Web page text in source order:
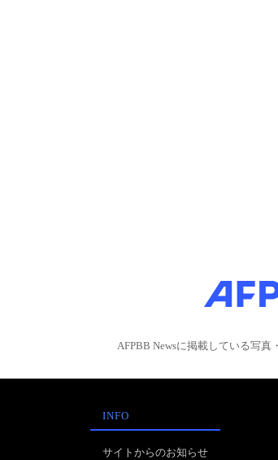
AFPBB Newsに掲載している写
INFO
サイトからのお知らせ